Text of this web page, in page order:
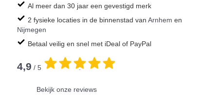
Al meer dan 30 jaar een gevestigd merk
2 fysieke locaties in de binnenstad van Arnhem en
Nijmegen
Betaal veilig en snel met iDeal of PayPal
4,9 / 5 .
Bekijk onze reviews